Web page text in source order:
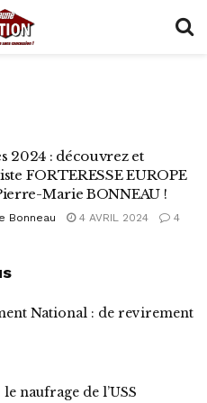
2024 : découvrez et
FORTERESSE EUROPE
Marie BONNEAU !
Bonneau 4 AVRIL 2024 4
National : de revirement
naufrage de l’USS